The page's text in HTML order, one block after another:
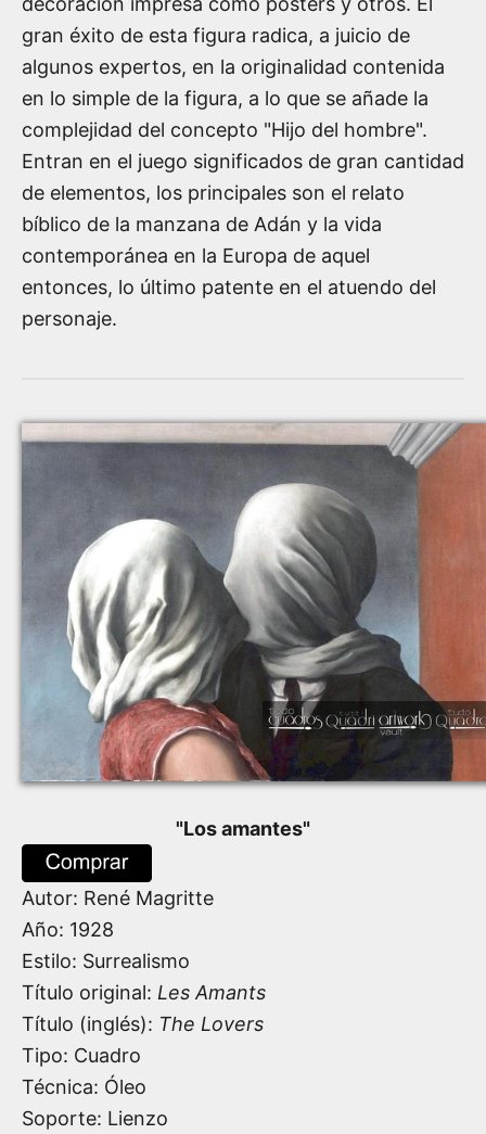
gran éxito de esta figura radica, a juicio de
algunos expertos, en la originalidad contenida
en lo simple de la figura, a lo que se añade la
complejidad del concepto "Hijo del hombre".
Entran en el juego significados de gran cantidad
de elementos, los principales son el relato
bíblico de la manzana de Adán y la vida
contemporánea en la Europa de aquel
entonces, lo último patente en el atuendo del
personaje.
"Los amantes"
Autor: René Magritte
Año: 1928
Estilo: Surrealismo
Título original: Les Amants
Título (inglés): The Lovers
Tipo: Cuadro
Técnica: Óleo
Soporte: Lienzo